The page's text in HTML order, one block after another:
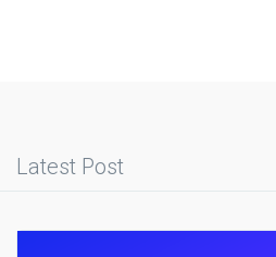
Latest Post